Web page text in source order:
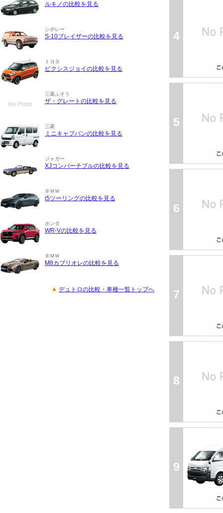
ルキノの比較を見る
シボレー
S-10ブレイザーの比較を見る
トヨタ
ピクシスジョイの比較を見る
三菱ふそう
ザ・グレートの比較を見る
三菱
ミニキャブバンの比較を見る
ジャガー
XJコンバーチブルの比較を見る
ＢＭＷ
i5ツーリングの比較を見る
ホンダ
WR-Vの比較を見る
ＢＭＷ
M8カブリオレの比較を見る
デュトロの比較・車種一覧トップへ
4
5
6
7
8
9